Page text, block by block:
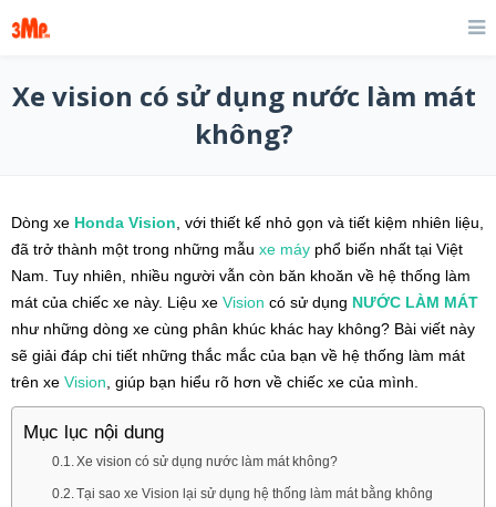
Xe vision có sử dụng nước làm mát
không?
Dòng xe Honda Vision , với thiết kế nhỏ gọn và tiết kiệm nhiên liệu,
đã trở thành một trong những mẫu xe máy phổ biến nhất tại Việt
Nam. Tuy nhiên, nhiều người vẫn còn băn khoăn về hệ thống làm
mát của chiếc xe này. Liệu xe Vision có sử dụng NƯỚC LÀM MÁT
như những dòng xe cùng phân khúc khác hay không? Bài viết này
sẽ giải đáp chi tiết những thắc mắc của bạn về hệ thống làm mát
trên xe Vision , giúp bạn hiểu rõ hơn về chiếc xe của mình.
Mục lục nội dung
Xe vision có sử dụng nước làm mát không?
Tại sao xe Vision lại sử dụng hệ thống làm mát bằng không